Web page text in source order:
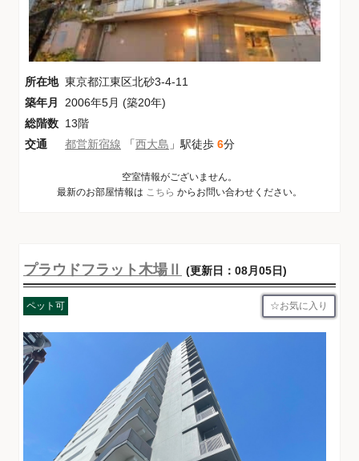
所在地 東京都江東区北砂3-4-11
築年月
2006年5月 (築20年)
総階数 13階
交通
都営新宿線 「西大島 」駅徒歩 6分
空室情報がございません。
最新のお部屋情報は こちら からお問い合わせください。
プラウドフラット木場Ⅱ (更新日：08月05日)
ペット可 お気に入り